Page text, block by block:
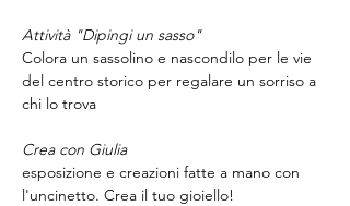
Attività "Dipingi un sasso"
Colora un sassolino e nascondilo per le vie
del centro storico per regalare un sorriso a
chi lo trova
Crea con Giulia
esposizione e creazioni fatte a mano con
l'uncinetto. Crea il tuo gioiello!